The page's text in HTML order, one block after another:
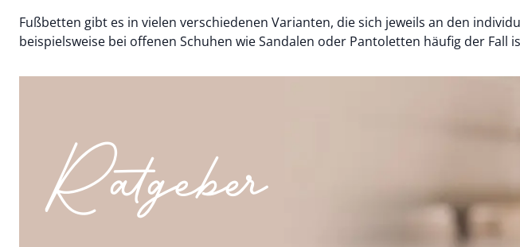
Fußbetten gibt es in vielen verschiedenen Varianten, die sich jeweils an den
beispielsweise bei offenen Schuhen wie Sandalen oder Pantoletten häufig der
Ratgeber